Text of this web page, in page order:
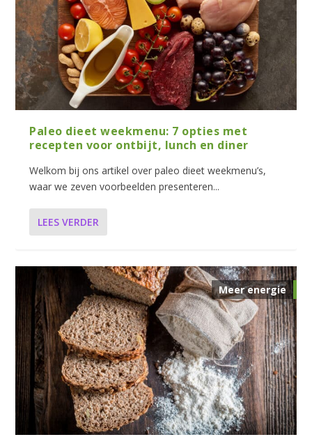
Paleo dieet weekmenu: 7 opties met
recepten voor ontbijt, lunch en diner
Welkom bij ons artikel over paleo dieet weekmenu’s,
waar we zeven voorbeelden presenteren...
LEES VERDER
Meer energie